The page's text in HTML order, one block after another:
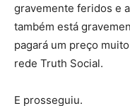
gravemente feridos e
também está
pagará um preço
rede Truth Social.
E prosseguiu.